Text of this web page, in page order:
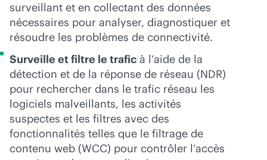
surveillant et en collectant des données
nécessaires pour analyser, diagnostiquer et
résoudre les problèmes de connectivité.
Surveille et filtre le trafic à l’aide de la
détection et de la réponse de réseau (NDR)
pour rechercher dans le trafic réseau les
logiciels malveillants, les activités
suspectes et les filtres avec des
fonctionnalités telles que le filtrage de
contenu web (WCC) pour contrôler l’accès